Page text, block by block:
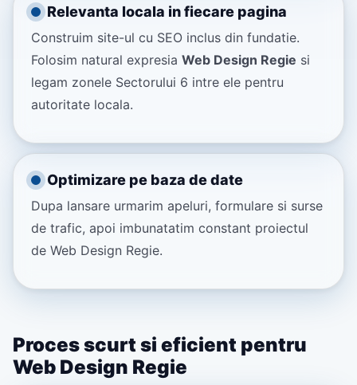
Relevanta locala in fiecare pagina
Construim site-ul cu SEO inclus din fundatie.
Folosim natural expresia Web Design Regie si
legam zonele Sectorului 6 intre ele pentru
autoritate locala.
Optimizare pe baza de date
Dupa lansare urmarim apeluri, formulare si surse
de trafic, apoi imbunatatim constant proiectul
de Web Design Regie.
Proces scurt si eficient pentru
Web Design Regie